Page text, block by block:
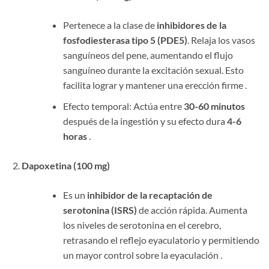
Pertenece a la clase de inhibidores de la
fosfodiesterasa tipo 5 (PDE5). Relaja los vasos
sanguíneos del pene, aumentando el flujo
sanguíneo durante la excitación sexual. Esto
facilita lograr y mantener una erección firme .
Efecto temporal: Actúa entre 30-60 minutos​
después de la ingestión y su efecto dura 4-6
horas​ .
Dapoxetina (100 mg)
Es un inhibidor de la recaptación de
serotonina (ISRS) ​ de acción rápida. Aumenta
los niveles de serotonina en el cerebro,
retrasando el reflejo eyaculatorio y permitiendo
un mayor control sobre la eyaculación .